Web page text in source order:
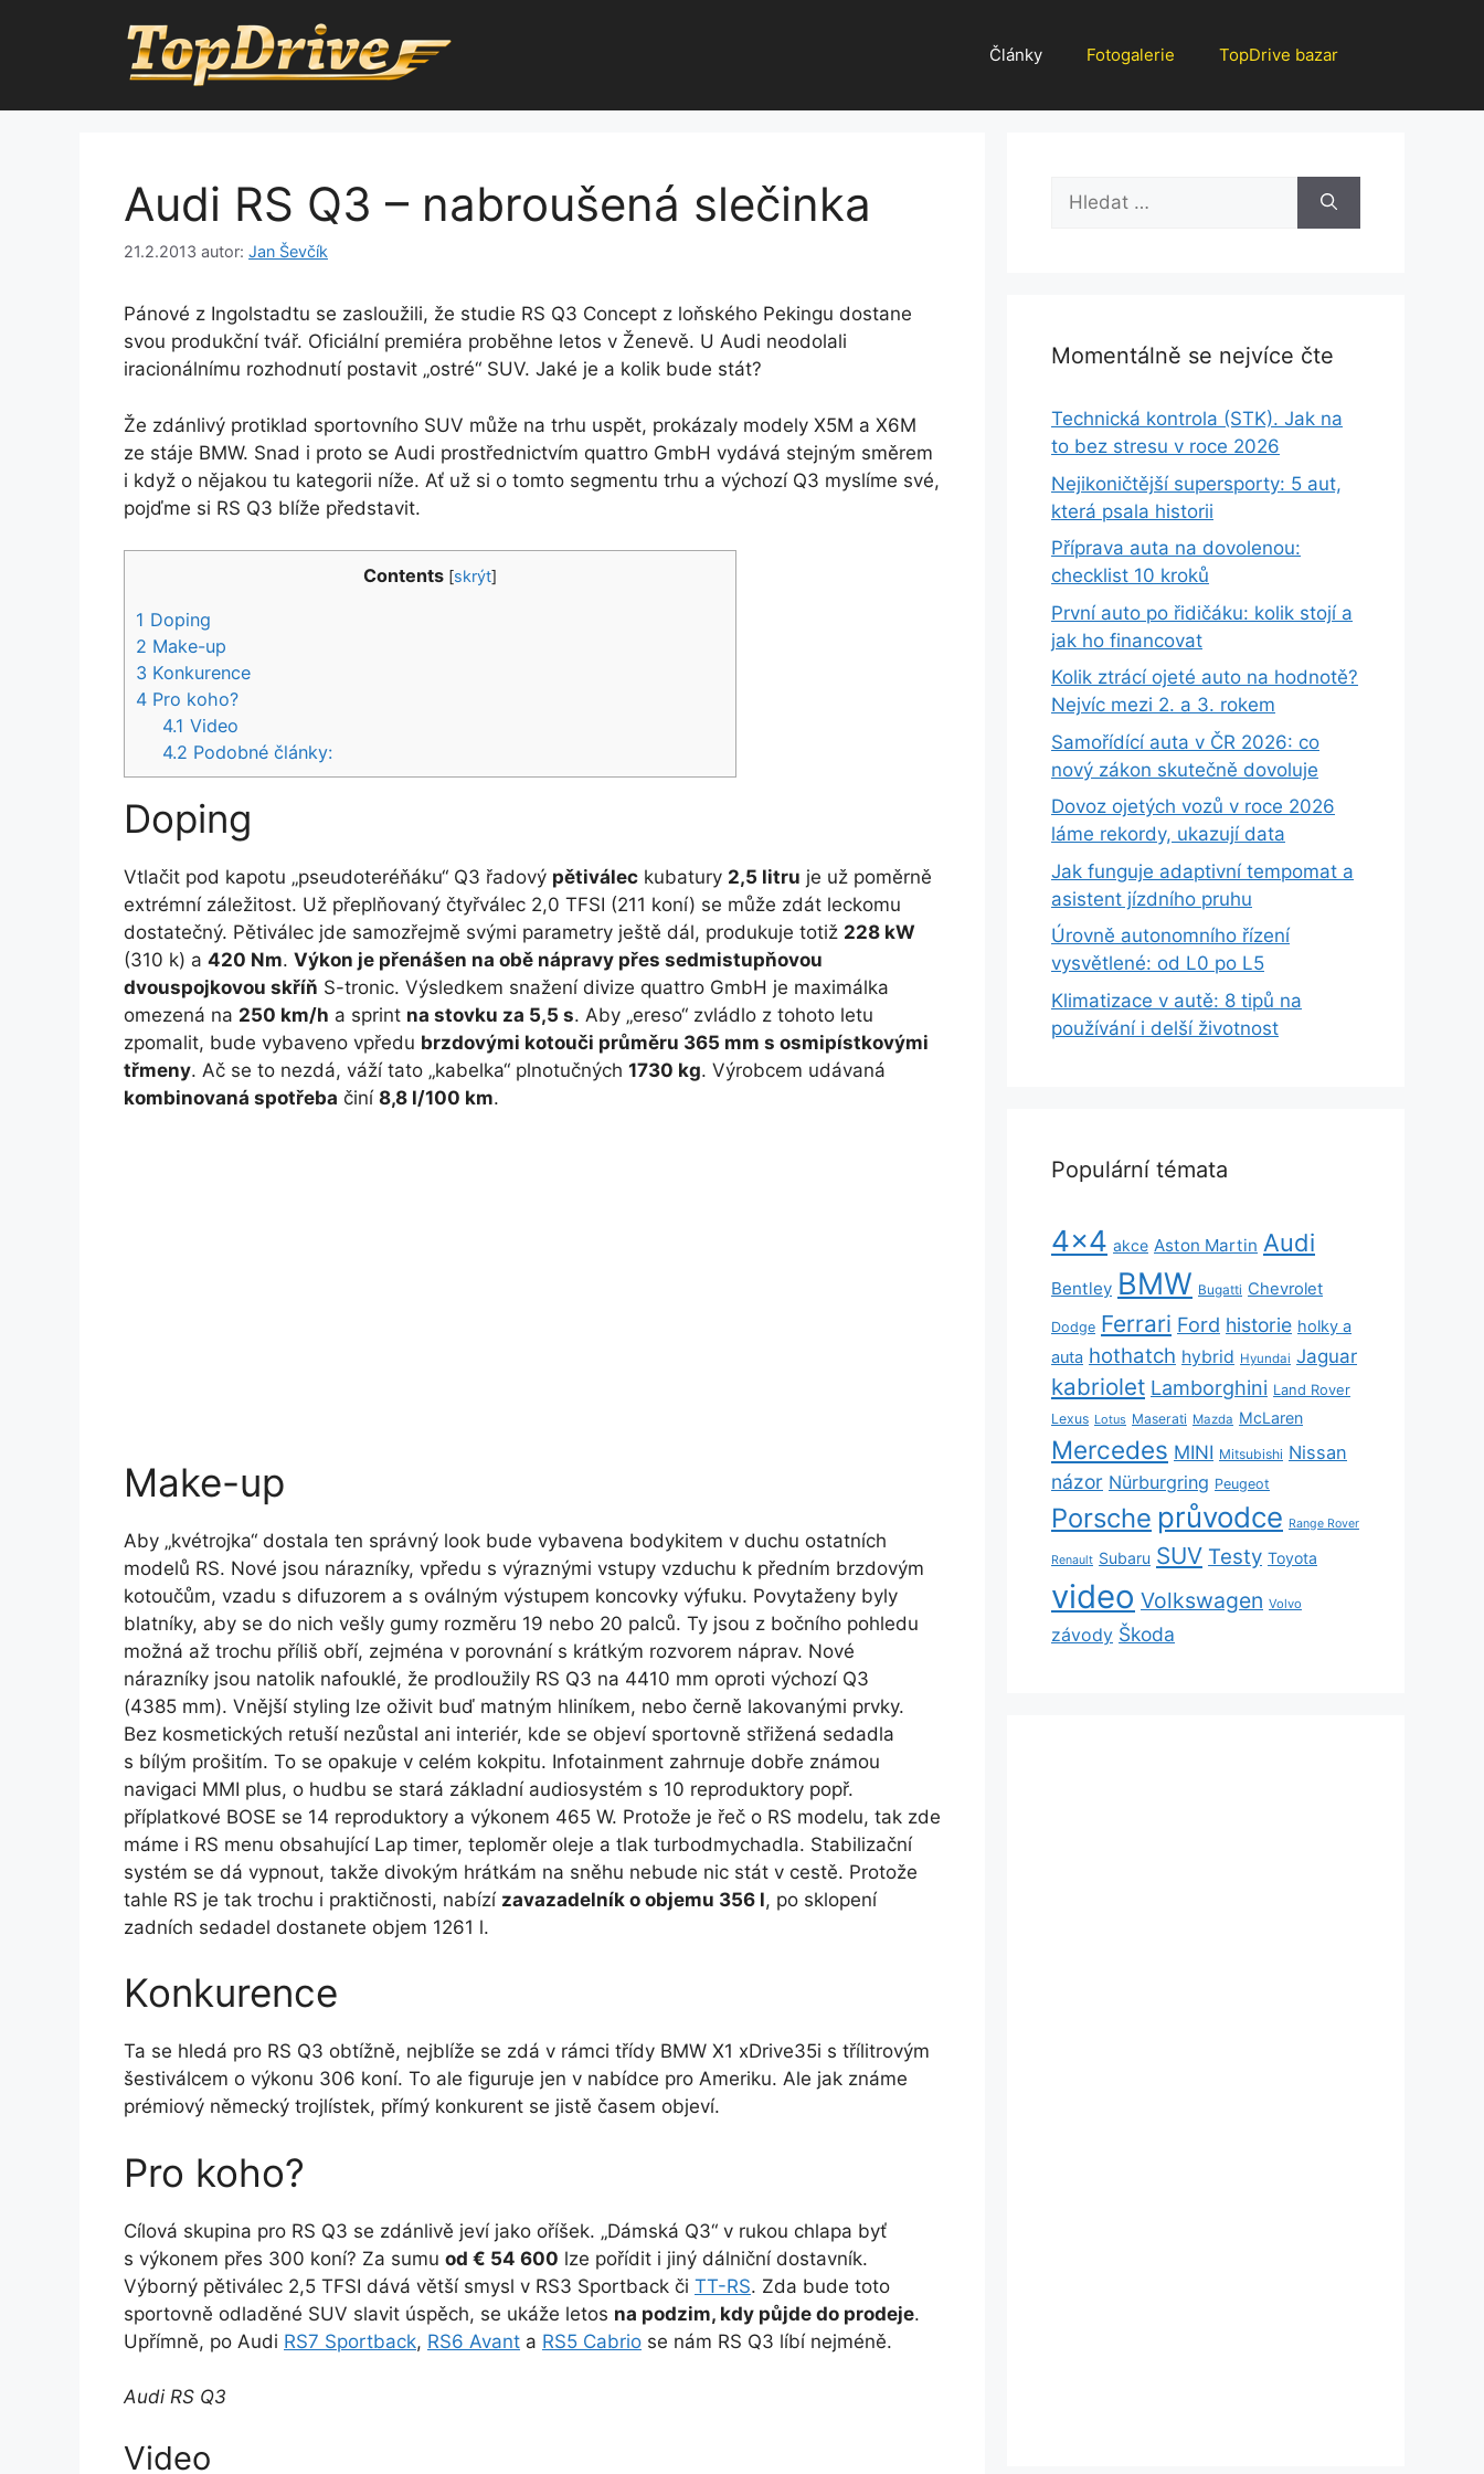
Články Fotogalerie TopDrive bazar
Audi RS Q3 – nabroušená slečinka
21.2.2013 autor: Jan Ševčík
Pánové z Ingolstadtu se zasloužili, že studie RS Q3 Concept z loňského Pekingu dostane
svou produkční tvář. Oficiální premiéra proběhne letos v Ženevě. U Audi neodolali
iracionálnímu rozhodnutí postavit „ostré“ SUV. Jaké je a kolik bude stát?
Že zdánlivý protiklad sportovního SUV může na trhu uspět, prokázaly modely X5M a X6M
ze stáje BMW. Snad i proto se Audi prostřednictvím quattro GmbH vydává stejným směrem
i když o nějakou tu kategorii níže. Ať už si o tomto segmentu trhu a výchozí Q3 myslíme své,
pojďme si RS Q3 blíže představit.
Contents [skrýt]
1 Doping
2 Make-up
3 Konkurence
4 Pro koho?
4.1 Video
4.2 Podobné články:
Doping
Vtlačit pod kapotu „pseudoteréňáku“ Q3 řadový pětiválec kubatury 2,5 litru je už poměrně
extrémní záležitost. Už přeplňovaný čtyřválec 2,0 TFSI (211 koní) se může zdát leckomu
dostatečný. Pětiválec jde samozřejmě svými parametry ještě dál, produkuje totiž 228 kW
(310 k) a 420 Nm. Výkon je přenášen na obě nápravy přes sedmistupňovou
dvouspojkovou skříň S-tronic. Výsledkem snažení divize quattro GmbH je maximálka
omezená na 250 km/h a sprint na stovku za 5,5 s. Aby „ereso“ zvládlo z tohoto letu
zpomalit, bude vybaveno vpředu brzdovými kotouči průměru 365 mm s osmipístkovými
třmeny. Ač se to nezdá, váží tato „kabelka“ plnotučných 1730 kg. Výrobcem udávaná
kombinovaná spotřeba činí 8,8 l/100 km.
Make-up
Aby „kvétrojka“ dostala ten správný look bude vybavena bodykitem v duchu ostatních
modelů RS. Nové jsou nárazníky, vpředu s výraznými vstupy vzduchu k předním brzdovým
kotoučům, vzadu s difuzorem a s oválným výstupem koncovky výfuku. Povytaženy byly
blatníky, aby se do nich vešly gumy rozměru 19 nebo 20 palců. Ty jsou z bočního pohledu
možná až trochu příliš obří, zejména v porovnání s krátkým rozvorem náprav. Nové
nárazníky jsou natolik nafouklé, že prodloužily RS Q3 na 4410 mm oproti výchozí Q3
(4385 mm). Vnější styling lze oživit buď matným hliníkem, nebo černě lakovanými prvky.
Bez kosmetických retuší nezůstal ani interiér, kde se objeví sportovně střižená sedadla
s bílým prošitím. To se opakuje v celém kokpitu. Infotainment zahrnuje dobře známou
navigaci MMI plus, o hudbu se stará základní audiosystém s 10 reproduktory popř.
příplatkové BOSE se 14 reproduktory a výkonem 465 W. Protože je řeč o RS modelu, tak zde
máme i RS menu obsahující Lap timer, teploměr oleje a tlak turbodmychadla. Stabilizační
systém se dá vypnout, takže divokým hrátkám na sněhu nebude nic stát v cestě. Protože
tahle RS je tak trochu i praktičnosti, nabízí zavazadelník o objemu 356 l, po sklopení
zadních sedadel dostanete objem 1261 l.
Konkurence
Ta se hledá pro RS Q3 obtížně, nejblíže se zdá v rámci třídy BMW X1 xDrive35i s třílitrovým
šestiválcem o výkonu 306 koní. To ale figuruje jen v nabídce pro Ameriku. Ale jak známe
prémiový německý trojlístek, přímý konkurent se jistě časem objeví.
Pro koho?
Cílová skupina pro RS Q3 se zdánlivě jeví jako oříšek. „Dámská Q3“ v rukou chlapa byť
s výkonem přes 300 koní? Za sumu od € 54 600 lze pořídit i jiný dálniční dostavník.
Výborný pětiválec 2,5 TFSI dává větší smysl v RS3 Sportback či TT-RS. Zda bude toto
sportovně odladěné SUV slavit úspěch, se ukáže letos na podzim, kdy půjde do prodeje.
Upřímně, po Audi RS7 Sportback, RS6 Avant a RS5 Cabrio se nám RS Q3 líbí nejméně.
Audi RS Q3
Video
Hledat:
Momentálně se nejvíce čte
Technická kontrola (STK). Jak na
to bez stresu v roce 2026
Nejikoničtější supersporty: 5 aut,
která psala historii
Příprava auta na dovolenou:
checklist 10 kroků
První auto po řidičáku: kolik stojí a
jak ho financovat
Kolik ztrácí ojeté auto na hodnotě?
Nejvíc mezi 2. a 3. rokem
Samořídící auta v ČR 2026: co
nový zákon skutečně dovoluje
Dovoz ojetých vozů v roce 2026
láme rekordy, ukazují data
Jak funguje adaptivní tempomat a
asistent jízdního pruhu
Úrovně autonomního řízení
vysvětlené: od L0 po L5
Klimatizace v autě: 8 tipů na
používání i delší životnost
Populární témata
4x4 akce Aston Martin Audi
Bentley BMW Bugatti Chevrolet
Dodge Ferrari Ford historie holky a
auta hothatch hybrid Hyundai Jaguar
kabriolet Lamborghini Land Rover
Lexus Lotus Maserati Mazda McLaren
Mercedes MINI Mitsubishi Nissan
názor Nürburgring Peugeot
Porsche průvodce Range Rover
Renault Subaru SUV Testy Toyota
video Volkswagen Volvo
závody Škoda